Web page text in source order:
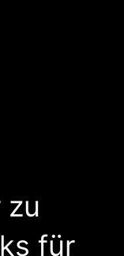
zu
für